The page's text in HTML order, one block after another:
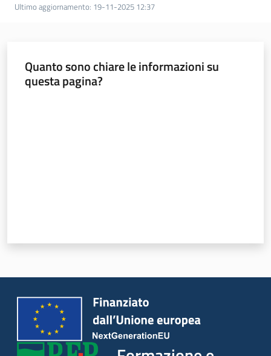
Formazione
Argomenti
Novità
Ultimo aggiornamento: 19-11-2025 12:37
Quanto sono chiare le informazioni su
questa pagina?